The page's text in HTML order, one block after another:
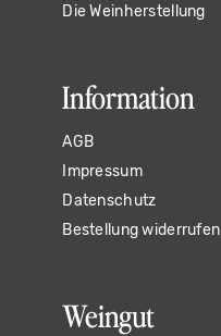
Die Weinherstellung
Information
AGB
Impressum
Datenschutz
Bestellung widerrufen
Weingut